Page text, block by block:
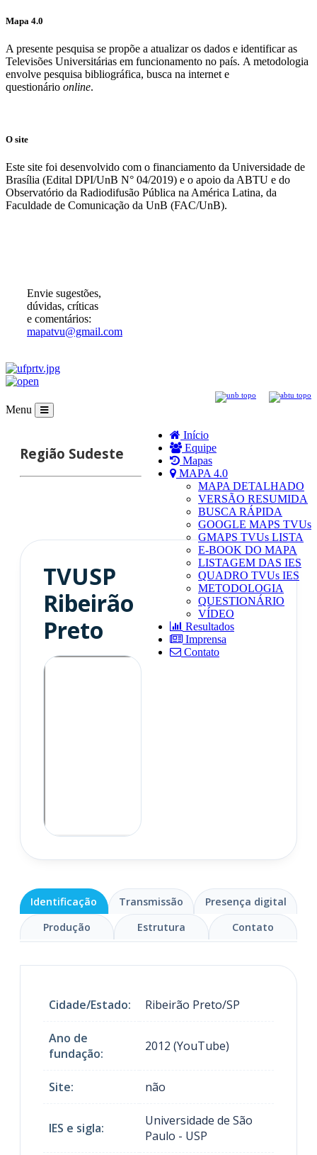
Mapa 4.0
A presente pesquisa se propõe a atualizar os dados e identificar as
Televisões Universitárias em funcionamento no país. A metodologia
envolve pesquisa bibliográfica, busca na internet e
questionário online.
O site
Este site foi desenvolvido com o financiamento da Universidade de
Brasília (Edital DPI/UnB N° 04/2019) e o apoio da ABTU e do
Observatório da Radiodifusão Pública na América Latina, da
Faculdade de Comunicação da UnB (FAC/UnB).
Envie sugestões,
dúvidas, críticas
e comentários:
mapatvu@gmail.com
Menu
Início
Equipe
Mapas
MAPA 4.0
MAPA DETALHADO
VERSÃO RESUMIDA
BUSCA RÁPIDA
GOOGLE MAPS TVUs
GMAPS TVUs LISTA
E-BOOK DO MAPA
LISTAGEM DAS IES
QUADRO TVUs IES
METODOLOGIA
QUESTIONÁRIO
VÍDEO
Resultados
Imprensa
Contato
Região Sudeste
TVUSP
Ribeirão
Preto
Identificação Transmissão
Presença digital
Produção
Estrutura Contato
Cidade/Estado: Ribeirão Preto/SP
Ano de
fundação:
2012 (YouTube)
Site: não
IES e sigla:
Universidade de São
Paulo - USP